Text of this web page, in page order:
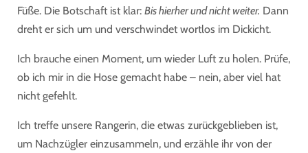
Füße. Die Botschaft ist klar: Bis hierher und nicht weiter. Dann
dreht er sich um und verschwindet wortlos im Dickicht.
Ich brauche einen Moment, um wieder Luft zu holen. Prüfe,
ob ich mir in die Hose gemacht habe – nein, aber viel hat
nicht gefehlt.
Ich treffe unsere Rangerin, die etwas zurückgeblieben ist,
um Nachzügler einzusammeln, und erzähle ihr von der